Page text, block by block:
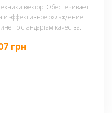
вектор. Обеспечивает
и эффективное охлаждение
по стандартам качества.
грн